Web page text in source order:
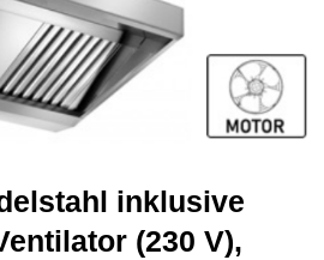
inklusive
(230 V),